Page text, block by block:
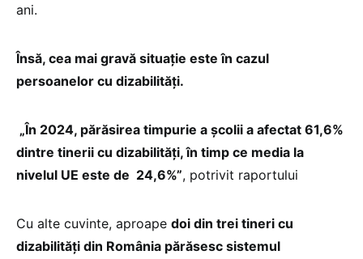
ani.
Însă, cea mai gravă situație este în cazul
persoanelor cu dizabilități.
„În 2024, părăsirea timpurie a școlii a afectat 61,6%
dintre tinerii cu dizabilități, în timp ce media la
nivelul UE este de 24,6%”, potrivit raportului
Cu alte cuvinte, aproape doi din trei tineri cu
dizabilități din România părăsesc sistemul